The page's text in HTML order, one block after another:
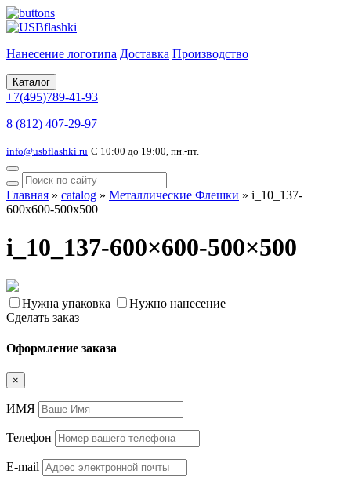
Нанесение логотипа Доставка Производство
Каталог
+7(495)789-41-93
8 (812) 407-29-97
info@usbflashki.ru С 10:00 до 19:00, пн.-пт.
Главная » catalog » Металлические Флешки » i_10_137-
600x600-500x500
i_10_137-600×600-500×500
Нужна упаковка
Нужно нанесение
Сделать заказ
Оформление заказа
×
ИМЯ
Телефон
E-mail